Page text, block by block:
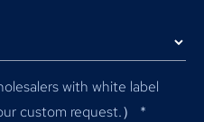
with white label
custom request.） *